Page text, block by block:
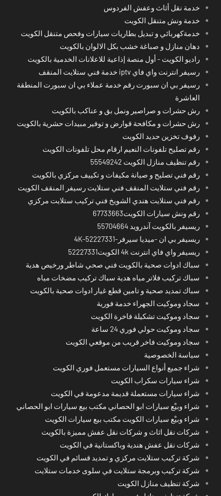
خدمة نقل أثاث وعفش الفردوس
خدمة ونش متنقل الكويت
خدمةكهربائي و تبديل بطاريات سيارات وفحص متنقل الكويت
دهان منازل و صباغة خشب بكل الالوان بالكويت
راديو الكويت - أول منصة إذاعية للاعلانات الخدمية بالكويت
رسيفر انترنت واي فاي iptv خدمة فني ستلايت المنقف
رسيفر بي ان سبورت رقم خدمة عملاء بي ان سبورت المنطقة
العاشرة
رش حشرات و صراصير ونمل بق و عناكب بالكويت
رش حشرات و مكافحة قوارض و توفير مبيدات حشرية بالكويت
رفوف تخزين حديد الكويت
رقم تصليح تلفونات النعيم ارقام محل تلفونات الكويت
رقم تنظيف منازل الكويت 55549242
رقم فني تصليح و صيانة مكيفات و تكييف مركزي بالكويت
رقم فني ستلايت المنقف فني ستلايت رسيفر المنقف الكويت
رقم فني ستلايت هندي الشويخ فني تركيب ستلايت مركزي
رقم ونش سيارات الكويت67733663
ريسيفر بالكويت آندرويد 55704664
ريسيفر بي ان -ميديا سيرفر-4K-52227331
ريسيفر واي فاي انترنت 4k الكويت52227331
سباك ادوات صحية بالكويت فني صحي شاطر ورخيص هدية
سباك تركيب فلاتر مياه هدية سباك تركيب مضخات مياه
سباك تمديد صحية و تامين قطع غيار ادوات صحية بالكويت
سجاد وموكيت الجهراء خدمة فورية
سجاد وموكيت تشكيلة فاخرة الكويت
سجاد وموكيت حولي فوري 24 ساعة
سجاد وموكيت فاخر قريب من موقعي الكويت
سياسة الخصوصية
شراء جميع أنواع السيارات مستعمل فوري الكويت
شراء سيارات سكراب الكويت
شراء سيارات مستعملة قديمة مدعومة في الكويت
شراء وبيْع سيارات ابو الحصاني مكتب بيع سيارات ابو الحصاني
شراء وبيْع سيارات الكويت مكتب بيع سيارات الكويت
شركات نقل اثاث و شركات نقل عفش مميزة بالكويت
شركات نقل عفش هندية وباكستانية في الكويت
شركة تركيب ستلايت مركزي و تمديد قسائم في الكويت
شركة تركيب وبرمجة ستلايت في سلوى خدمات ستلايت
شركة تنظيف منازل الكويت